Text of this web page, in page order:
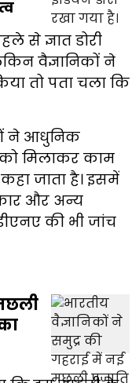
ज्ञात डोरी
वैज्ञानिकों ने
तो पता चला कि
ने आधुनिक
मिलाकर काम
कहा जाता है। इसमें
और अन्य
की भी जांच